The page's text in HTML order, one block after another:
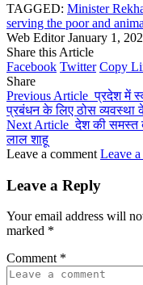
TAGGED: Minister
serving the poor and
Web Editor January 1,
Share this Article
Facebook Twitter Copy
Share
Previous Article प्रदेश में
प्रबंधन के लिए ठोस व्यवस्था
Next Article देश की समस्त
लाल शाहू
Leave a comment Leave
Leave a Reply
Your email address will
marked *
Comment *